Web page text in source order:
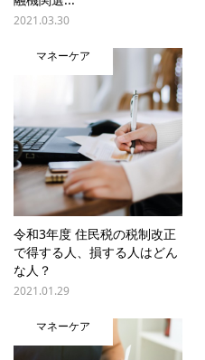
2021.03.30
マネーケア
令和3年度 住民税の税制改正
で得する人、損する人はどん
な人？
2021.01.29
マネーケア